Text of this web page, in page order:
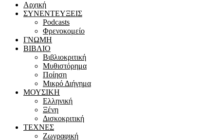
Αρχική
ΣΥΝΕΝΤΕΥΞΕΙΣ
Podcasts
Φρενοκομείο
ΓΝΩΜΗ
ΒΙΒΛΙΟ
Βιβλιοκριτική
Μυθιστόρημα
Ποίηση
Μικρό Διήγημα
ΜΟΥΣΙΚΗ
Ελληνική
Ξένη
Δισκοκριτική
ΤΕΧΝΕΣ
Ζωγραφική